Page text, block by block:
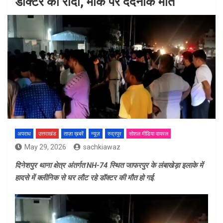
अपराध उत्तराखंड ताज़ा ख़बरें न्यूज़ रुद्रपुर सोशल मीडिया वायरल
May 29, 2026 sachkiawaz
दिनेशपुर थाना क्षेत्र अंतर्गत NH-74 स्थित जाफरपुर के लंबाखेड़ा इलाके में
हादसे में क्लीनिक से घर लौट रहे डॉक्टर की मौत हो गई.